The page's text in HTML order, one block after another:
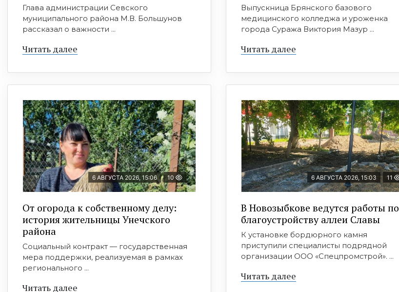
Глава администрации Севского
муниципального района М.В. Большунов
рассказал о важности ...
Читать далее
Выпускница Брянского базового
медицинского колледжа и уроженка
города Суража Виктория Мазур ...
Читать далее
6 АВГУСТА 2026, 15:06 10
От огорода к собственному делу:
история жительницы Унечского
района
Социальный контракт — государственная
мера поддержки, реализуемая в рамках
регионального ...
Читать далее
6 АВГУСТА 2026, 15:03 11
В Новозыбкове ведутся работы по
благоустройству аллеи Славы
К установке бордюрного камня
приступили специалисты подрядной
организации ООО «Спецпромстрой». ...
Читать далее